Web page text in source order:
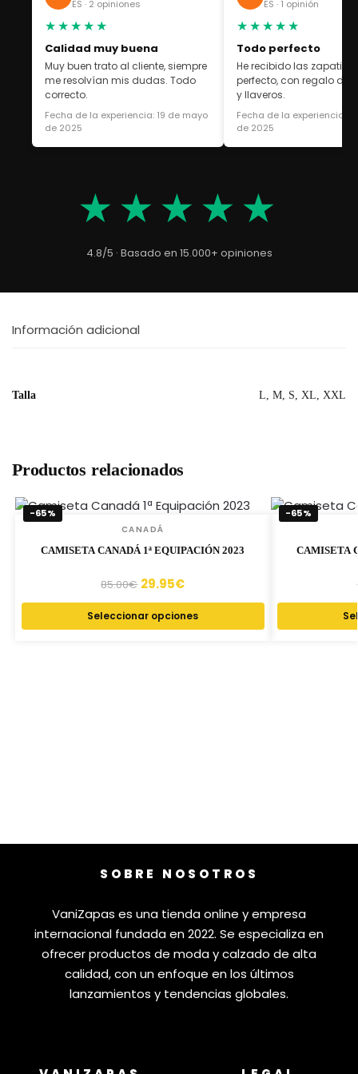
ES · 2 opiniones
★★★★★
Calidad muy buena
Muy buen trato al cliente, siempre
me resolvían mis dudas. Todo
correcto.
Fecha de la experiencia: 19 de mayo
de 2025
ES · 1 opinión
★★★★★
Todo perfecto
He recibido las
perfecto, con regalo de
y llaveros.
Fecha de la experiencia:
de 2025
★★★★★
4.8/5 · Basado en 15.000+ opiniones
Información adicional
Talla L, M, S, XL, XXL
Productos relacionados
-65%
CANADÁ
CAMISETA CANADÁ 1ª EQUIPACIÓN 2023
85.00€ 29.95€
Seleccionar opciones
-65%
CAMISETA
SOBRE NOSOTROS
VaniZapas es una tienda online y empresa
internacional fundada en 2022. Se especializa en
ofrecer productos de moda y calzado de alta
calidad, con un enfoque en los últimos
lanzamientos y tendencias globales.